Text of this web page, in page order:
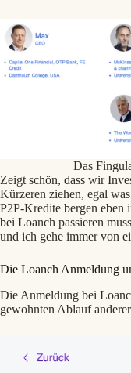
Das
Zeigt schön, dass wir
Kürzeren ziehen, egal
P2P-Kredite bergen eben
bei Loanch passieren
und ich gehe immer von
Die Loanch Anmeldung
Die Anmeldung bei
gewohnten Ablauf